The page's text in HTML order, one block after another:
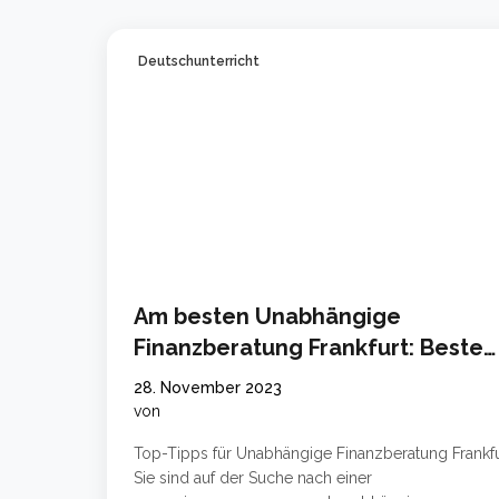
Deutschunterricht
Am besten Unabhängige
Finanzberatung Frankfurt: Beste
Tipps
28. November 2023
von
Top-Tipps für Unabhängige Finanzberatung
Sie sind auf der Suche nach einer